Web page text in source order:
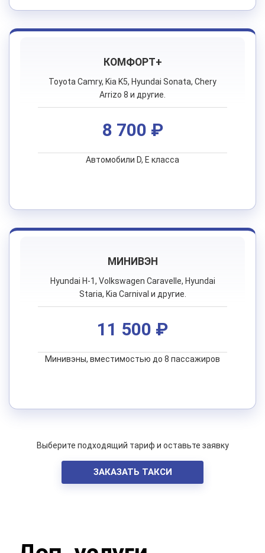
КОМФОРТ+
Toyota Camry, Kia K5, Hyundai Sonata, Chery
Arrizo 8 и другие.
8 700 ₽
Автомобили D, E класса
МИНИВЭН
Hyundai H-1, Volkswagen Caravelle, Hyundai
Staria, Kia Carnival и другие.
11 500 ₽
Минивэны, вместимостью до 8 пассажиров
Выберите подходящий тариф и оставьте заявку
ЗАКАЗАТЬ ТАКСИ